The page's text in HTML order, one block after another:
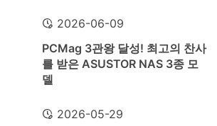
2026-06-09
PCMag 3관왕 달성! 최고의 찬사
를 받은 ASUSTOR NAS 3종 모
델
2026-05-29